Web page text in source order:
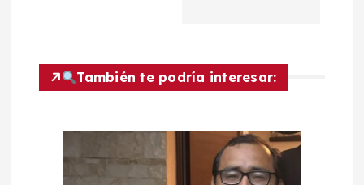
También te podría interesar: